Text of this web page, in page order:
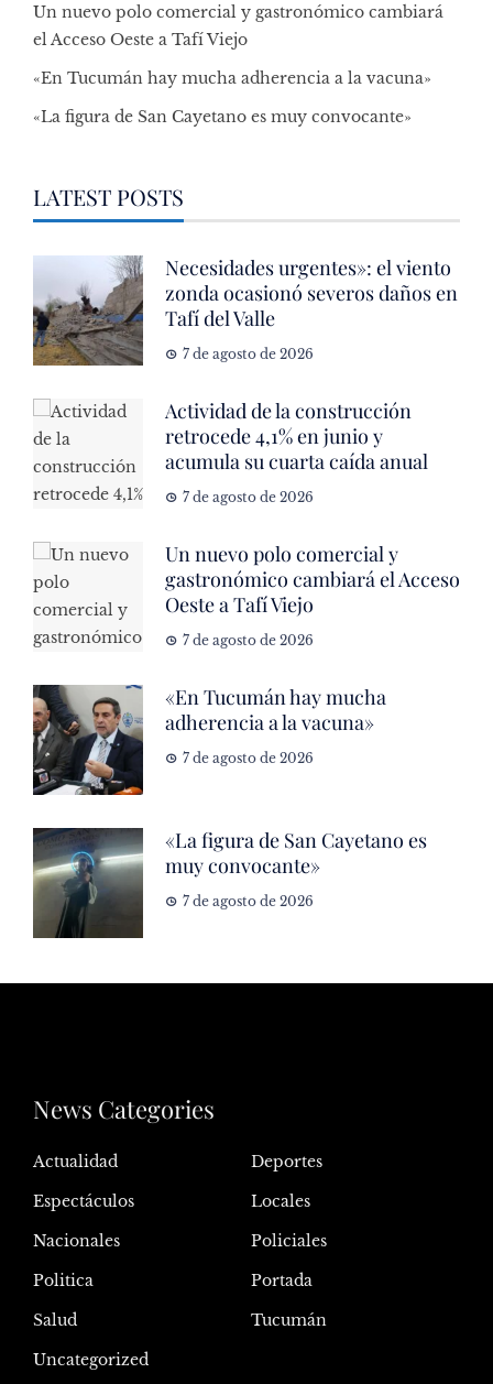
Un nuevo polo comercial y gastronómico cambiará
el Acceso Oeste a Tafí Viejo
«En Tucumán hay mucha adherencia a la vacuna»
«La figura de San Cayetano es muy convocante»
LATEST POSTS
Necesidades urgentes»: el viento
zonda ocasionó severos daños en
Tafí del Valle
7 de agosto de 2026
Actividad de la construcción
retrocede 4,1% en junio y
acumula su cuarta caída anual
7 de agosto de 2026
Un nuevo polo comercial y
gastronómico cambiará el Acceso
Oeste a Tafí Viejo
7 de agosto de 2026
«En Tucumán hay mucha
adherencia a la vacuna»
7 de agosto de 2026
«La figura de San Cayetano es
muy convocante»
7 de agosto de 2026
News Categories
Actualidad
Deportes
Espectáculos
Locales
Nacionales
Policiales
Politica
Portada
Salud
Tucumán
Uncategorized